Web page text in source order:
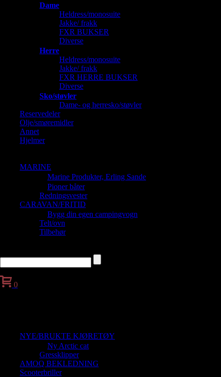
Dame
Heldress/monosuite
Jakke/ frakk
FXR BUKSER
Diverse
Herre
Heldress/monosuite
Jakke/ frakk
FXR HERRE BUKSER
Diverse
Sko/støvler
Dame- og herresko/støvler
Reservedeler
Olje/smøremidler
Annet
Hjelmer
MARINE
Marine Produkter, Erling Sande
Pioner båter
Redningsvester
CARAVAN/FRITID
Bygg din egen campingvogn
Telt/ovn
Tilbehør
0
NYE/BRUKTE KJØRETØY
Ny Arctic cat
Gressklipper
AMOQ BEKLEDNING
Scooterbriller